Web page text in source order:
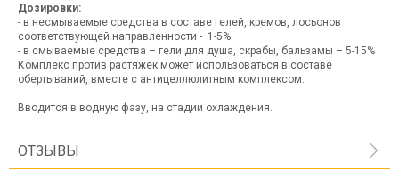
Дозировки:
- в несмываемые средства в составе гелей, кремов, лосьонов
соответствующей направленности - 1-5%
- в смываемые средства – гели для душа, скрабы, бальзамы – 5-15%
Комплекс против растяжек может использоваться в составе
обертываний, вместе с антицеллюлитным комплексом.
Вводится в водную фазу, на стадии охлаждения.
ОТЗЫВЫ